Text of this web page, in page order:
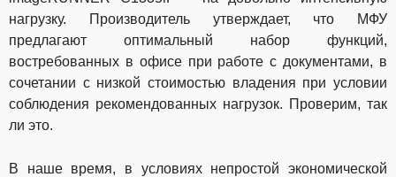
нагрузку. Производитель утверждает, что МФУ
предлагают оптимальный набор функций,
востребованных в офисе при работе с документами, в
сочетании с низкой стоимостью владения при условии
соблюдения рекомендованных нагрузок. Проверим, так
ли это.
В наше время, в условиях непростой экономической